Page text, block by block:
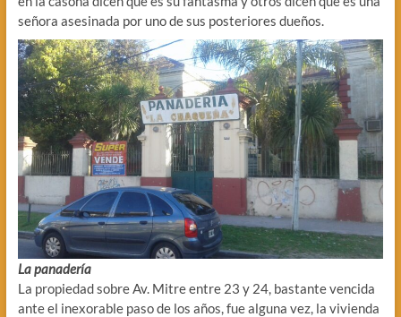
señora asesinada por uno de sus posteriores dueños.
La panadería
La propiedad sobre Av. Mitre entre 23 y 24, bastante vencida
ante el inexorable paso de los años, fue alguna vez, la vivienda